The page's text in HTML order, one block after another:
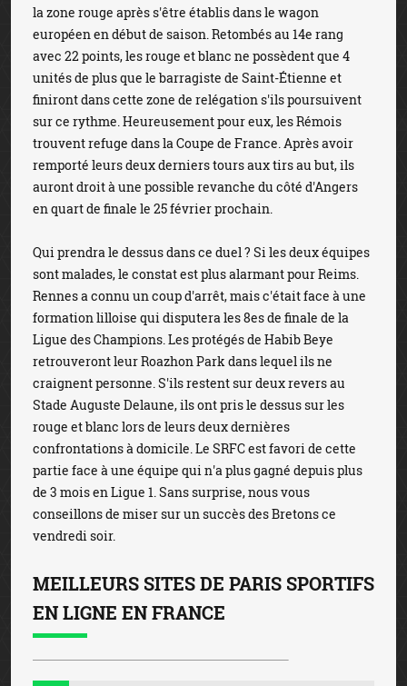
la zone rouge après s'être établis dans le wagon
européen en début de saison. Retombés au 14e rang
avec 22 points, les rouge et blanc ne possèdent que 4
unités de plus que le barragiste de Saint-Étienne et
finiront dans cette zone de relégation s'ils poursuivent
sur ce rythme. Heureusement pour eux, les Rémois
trouvent refuge dans la Coupe de France. Après avoir
remporté leurs deux derniers tours aux tirs au but, ils
auront droit à une possible revanche du côté d'Angers
en quart de finale le 25 février prochain.
Qui prendra le dessus dans ce duel ? Si les deux équipes
sont malades, le constat est plus alarmant pour Reims.
Rennes a connu un coup d'arrêt, mais c'était face à une
formation lilloise qui disputera les 8es de finale de la
Ligue des Champions. Les protégés de Habib Beye
retrouveront leur Roazhon Park dans lequel ils ne
craignent personne. S'ils restent sur deux revers au
Stade Auguste Delaune, ils ont pris le dessus sur les
rouge et blanc lors de leurs deux dernières
confrontations à domicile. Le SRFC est favori de cette
partie face à une équipe qui n'a plus gagné depuis plus
de 3 mois en Ligue 1. Sans surprise, nous vous
conseillons de miser sur un succès des Bretons ce
vendredi soir.
MEILLEURS SITES DE PARIS SPORTIFS
EN LIGNE EN FRANCE